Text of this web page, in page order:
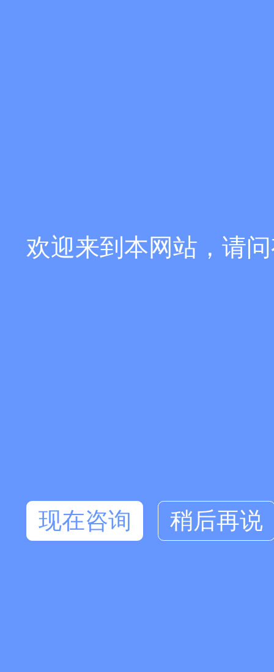
欢迎来到本网站，请
现在咨询 稍后再说